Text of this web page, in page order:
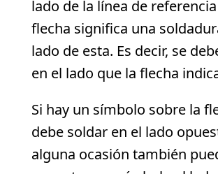
lado de la línea de
flecha significa una
lado de esta. Es decir, se
en el lado que la flecha
Si hay un símbolo sobre la
debe soldar en el lado
alguna ocasión también